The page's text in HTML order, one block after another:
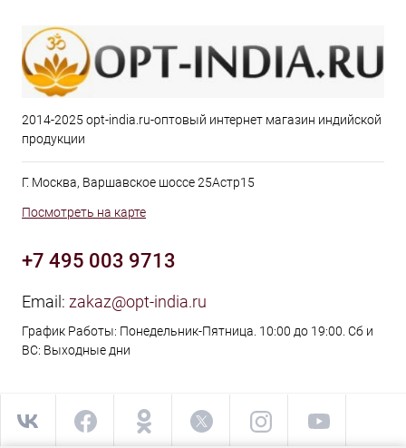
2014-2025 opt-india.ru-оптовый интернет магазин индийской
продукции
Г. Москва, Варшавское шоссе 25Астр15
Посмотреть на карте
+7 495 003 9713
Email: zakaz@opt-india.ru
График Работы: Понедельник-Пятница. 10:00 до 19:00. Сб и
ВС: Выходные дни